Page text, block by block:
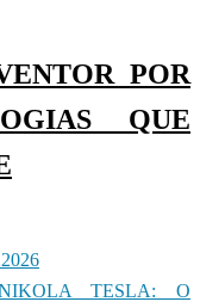
POR
QUE
TESLA: O